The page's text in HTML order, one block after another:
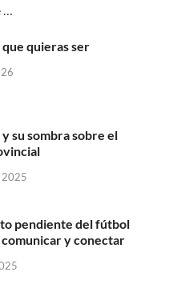
…
quieras ser
y su sombra sobre el
2025
pendiente del fútbol
y conectar